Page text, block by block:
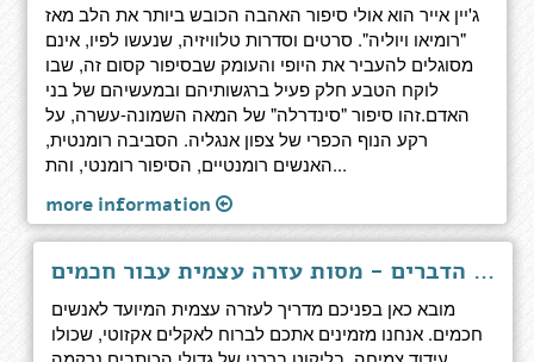
ג'יין אייר הוא אולי סיפור האהבה הכובש ביותר את הלב מאז
"רומיאו ויוליה". סרטים וסדרות טלוויזיה, שנעשו לפיו, אינם
מסוגלים להעביר את היופי והעומק שבסיפור קסום זה, שבו
לוקח הטבע חלק פעיל ברגשותיהם ובמעשיהם של בני
האדם.זהו סיפור "סינדרלה" של המאה השמונה-עשרה, על
רקע הנוף הכפרי של צפון אנגליה. הסביבה רומנטית,
האנשים רומנטיים, הסיפור רומנטי, והת...
more information
אומנות ראיית הדברים - מסות עזרה עצמית עבור חכמים
מובא כאן בפניכם מדריך לעזרה עצמית המיועד לאנשים
חכמים. אנחנו מזמינים אתכם לברוח לאקלים אקזוטי, שכולו